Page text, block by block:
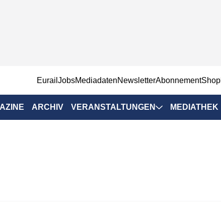
EurailJobsMediadatenNewsletterAbonnementShop
ARCHIV VERANSTALTUNGEN MEDIATHEK